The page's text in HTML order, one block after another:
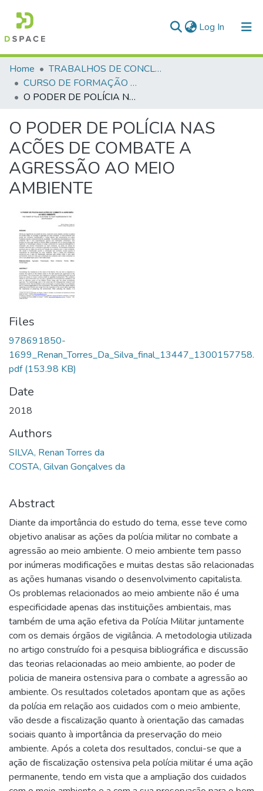
Log In (current)
Communities & Collections
All of DSpace
Home
TRABALHOS DE CONCLUSÃO DE CURSO - CFP (CURSO DE FORMAÇÃO DE PRAÇAS)
CURSO DE FORMAÇÃO DE PRAÇAS - CFP - 2018
O PODER DE POLÍCIA NAS ACÕES DE COMBATE A AGRESSÃO AO MEIO AMBIENTE
O PODER DE POLÍCIA NAS
ACÕES DE COMBATE A
AGRESSÃO AO MEIO
AMBIENTE
Files
978691850-
1699_Renan_Torres_Da_Silva_final_13447_1300157758.
pdf(153.98 KB)
Date
2018
Authors
SILVA, Renan Torres da
COSTA, Gilvan Gonçalves da
Abstract
Diante da importância do estudo do tema, esse teve como
objetivo analisar as ações da polícia militar no combate a
agressão ao meio ambiente. O meio ambiente tem passo
por inúmeras modificações e muitas destas são relacionadas
as ações humanas visando o desenvolvimento capitalista.
Os problemas relacionados ao meio ambiente não é uma
especificidade apenas das instituições ambientais, mas
também de uma ação efetiva da Polícia Militar juntamente
com os demais órgãos de vigilância. A metodologia utilizada
no artigo construído foi a pesquisa bibliográfica e discussão
das teorias relacionadas ao meio ambiente, ao poder de
policia de maneira ostensiva para o combate a agressão ao
ambiente. Os resultados coletados apontam que as ações
da polícia em relação aos cuidados com o meio ambiente,
vão desde a fiscalização quanto à orientação das camadas
sociais quanto à importância da preservação do meio
ambiente. Após a coleta dos resultados, conclui-se que a
ação de fiscalização ostensiva pela polícia militar é uma ação
permanente, tendo em vista que a ampliação dos cuidados